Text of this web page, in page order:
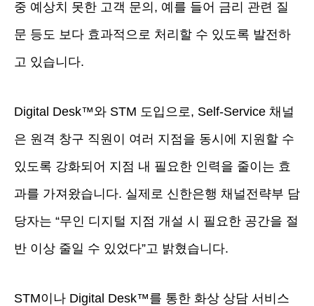
중 예상치 못한 고객 문의, 예를 들어 금리 관련 질
문 등도 보다 효과적으로 처리할 수 있도록 발전하
고 있습니다.
Digital Desk™와 STM 도입으로, Self-Service 채널
은 원격 창구 직원이 여러 지점을 동시에 지원할 수
있도록 강화되어 지점 내 필요한 인력을 줄이는 효
과를 가져왔습니다. 실제로 신한은행 채널전략부 담
당자는 “무인 디지털 지점 개설 시 필요한 공간을 절
반 이상 줄일 수 있었다”고 밝혔습니다.
STM이나 Digital Desk™를 통한 화상 상담 서비스